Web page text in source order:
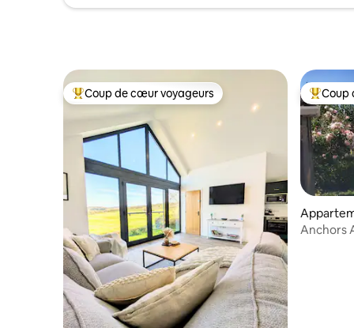
Coups de cœur voyageurs les plus appréciés
Coup de cœur voyageurs Coups
Coup
Anchors